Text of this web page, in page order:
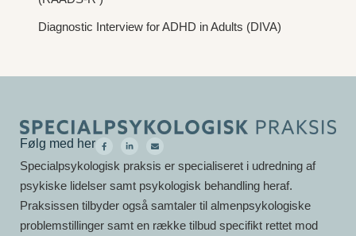
Diagnostic Interview for ADHD in Adults (DIVA)
Følg med her
Specialpsykologisk praksis er specialiseret i udredning af
psykiske lidelser samt psykologisk behandling heraf.
Praksissen tilbyder også samtaler til almenpsykologiske
problemstillinger samt en række tilbud specifikt rettet mod